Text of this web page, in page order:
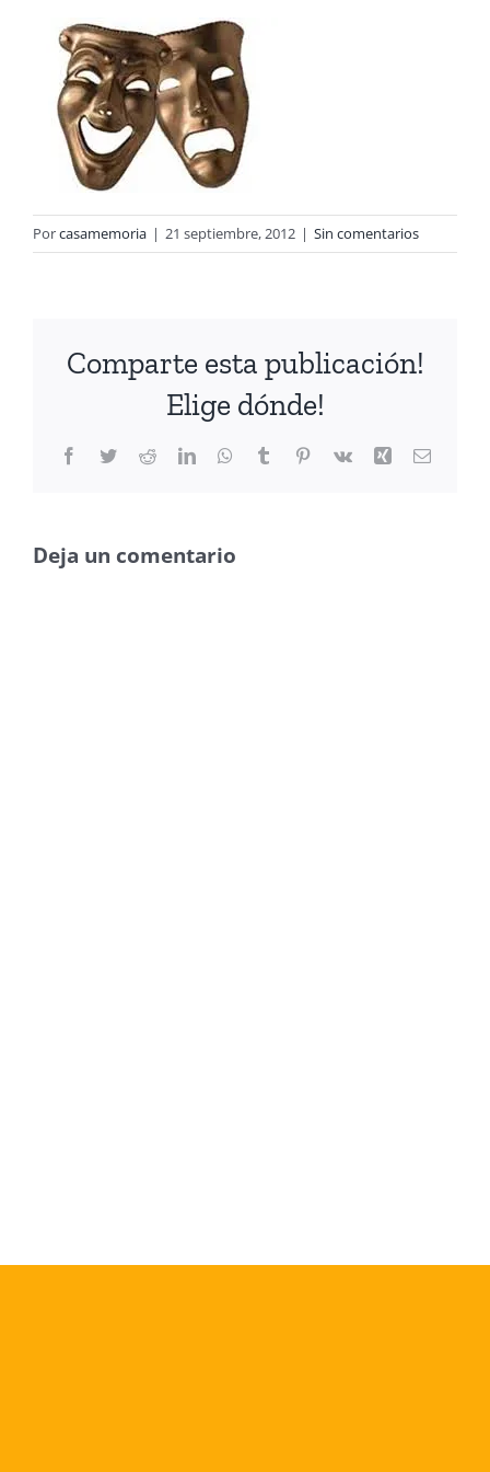
Porcasamemoria | 21 septiembre, 2012 | Sin comentarios
Comparte esta publicación!
Elige dónde!
Facebook
TwitterRedditLinkedInWhatsApp
TumblrPinterest
Vk Xing Correo
Deja un comentario